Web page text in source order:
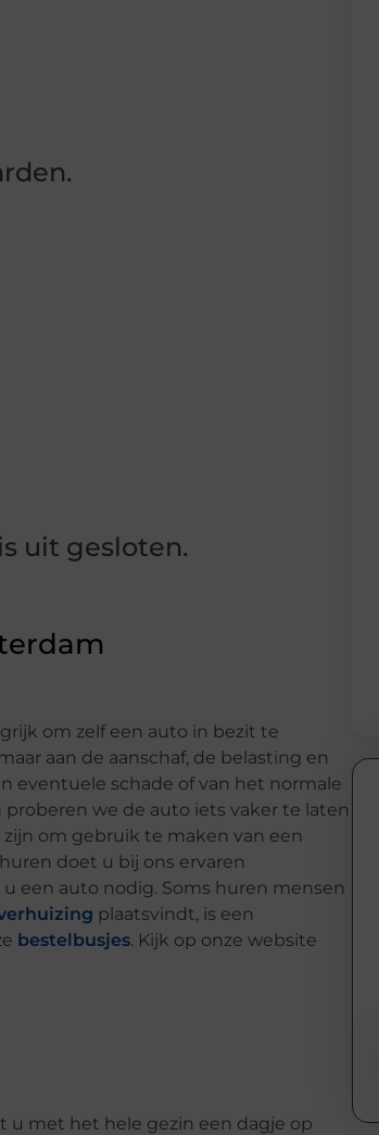
uit gesloten.
om zelf een auto in bezit te
aan de aanschaf, de belasting en
eventuele schade of van het normale
we de auto iets vaker te laten
om gebruik te maken van een
doet u bij ons ervaren
een auto nodig. Soms huren mensen
plaatsvindt, is een
bestelbusjes. Kijk op onze website
u met het hele gezin een dagje op